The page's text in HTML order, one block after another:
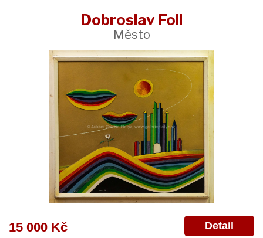
Dobroslav Foll
Město
15 000 Kč Detail